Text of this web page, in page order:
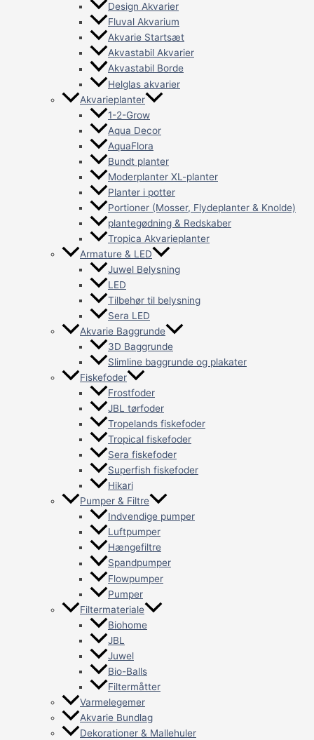
Design Akvarier
Fluval Akvarium
Akvarie Startsæt
Akvastabil Akvarier
Akvastabil Borde
Helglas akvarier
Akvarieplanter
1-2-Grow
Aqua Decor
AquaFlora
Bundt planter
Moderplanter XL-planter
Planter i potter
Portioner (Mosser, Flydeplanter & Knolde)
plantegødning & Redskaber
Tropica Akvarieplanter
Armature & LED
Juwel Belysning
LED
Tilbehør til belysning
Sera LED
Akvarie Baggrunde
3D Baggrunde
Slimline baggrunde og plakater
Fiskefoder
Frostfoder
JBL tørfoder
Tropelands fiskefoder
Tropical fiskefoder
Sera fiskefoder
Superfish fiskefoder
Hikari
Pumper & Filtre
Indvendige pumper
Luftpumper
Hængefiltre
Spandpumper
Flowpumper
Pumper
Filtermateriale
Biohome
JBL
Juwel
Bio-Balls
Filtermåtter
Varmelegemer
Akvarie Bundlag
Dekorationer & Mallehuler